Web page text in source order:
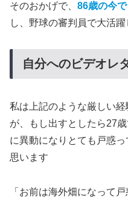
そのおかげで、 86歳の今
し、野球の審判員で大活
自分へのビデオレ
私は上記のような厳しい
が、もし出すとしたら27
に異動になりとても戸惑
思います
「お前は海外畑になって